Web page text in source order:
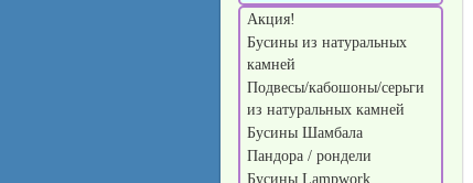
Акция!
Бусины из натуральных
камней
Подвесы/кабошоны/серьги
из натуральных камней
Бусины Шамбала
Пандора / рондели
Бусины Lampwork